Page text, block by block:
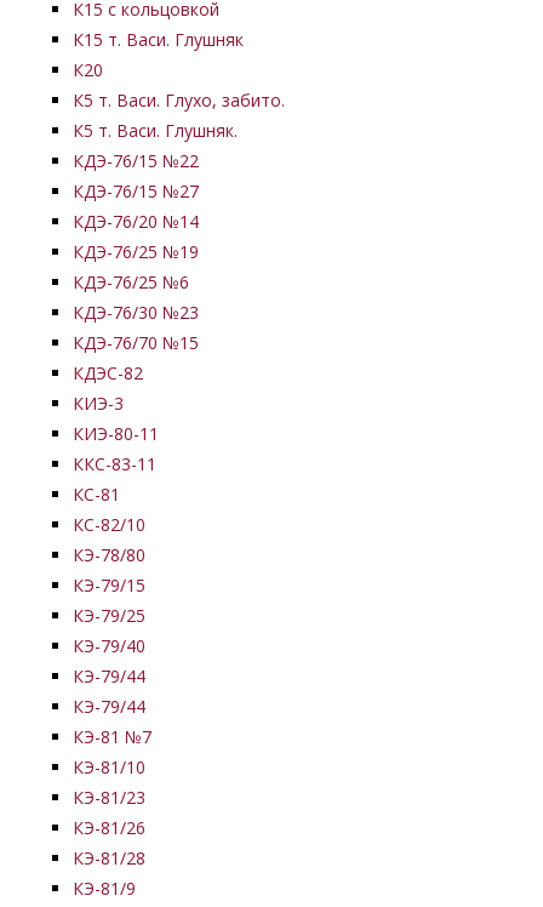
К15 с кольцовкой
К15 т. Васи. Глушняк
К20
К5 т. Васи. Глухо, забито.
К5 т. Васи. Глушняк.
КДЭ-76/15 №22
КДЭ-76/15 №27
КДЭ-76/20 №14
КДЭ-76/25 №19
КДЭ-76/25 №6
КДЭ-76/30 №23
КДЭ-76/70 №15
КДЭС-82
КИЭ-3
КИЭ-80-11
ККС-83-11
КС-81
КС-82/10
КЭ-78/80
КЭ-79/15
КЭ-79/25
КЭ-79/40
КЭ-79/44
КЭ-79/44
КЭ-81 №7
КЭ-81/10
КЭ-81/23
КЭ-81/26
КЭ-81/28
КЭ-81/9